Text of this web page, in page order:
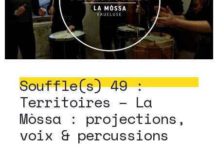
Souffle(s) 49 :
Territoires – La
Mòssa : projections,
voix & percussions